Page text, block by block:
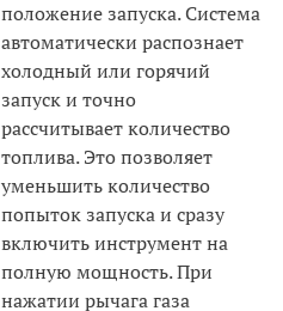
положение запуска. Система
автоматически распознает
холодный или горячий
запуск и точно
рассчитывает количество
топлива. Это позволяет
уменьшить количество
попыток запуска и сразу
включить инструмент на
полную мощность. При
нажатии рычага газа